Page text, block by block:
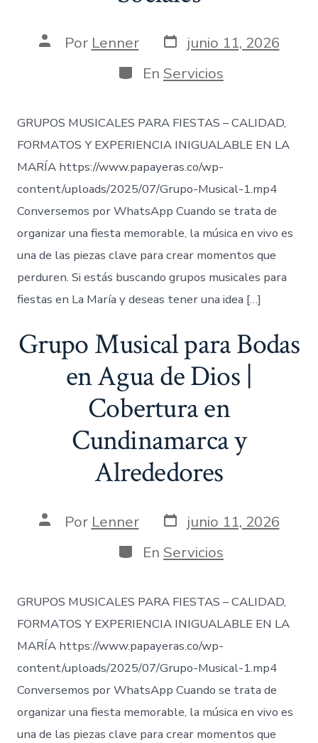
AutorPor Lenner Fecha
de
publicación
junio 11, 2026
Categorías
En Servicios
GRUPOS MUSICALES PARA FIESTAS – CALIDAD,
FORMATOS Y EXPERIENCIA INIGUALABLE EN LA
MARÍA https://www.papayeras.co/wp-
content/uploads/2025/07/Grupo-Musical-1.mp4
Conversemos por WhatsApp Cuando se trata de
organizar una fiesta memorable, la música en vivo es
una de las piezas clave para crear momentos que
perduren. Si estás buscando grupos musicales para
fiestas en La María y deseas tener una idea […]
Grupo Musical para Bodas
en Agua de Dios |
Cobertura en
Cundinamarca y
Alrededores
AutorPor Lenner Fecha
de
publicación
junio 11, 2026
Categorías
En Servicios
GRUPOS MUSICALES PARA FIESTAS – CALIDAD,
FORMATOS Y EXPERIENCIA INIGUALABLE EN LA
MARÍA https://www.papayeras.co/wp-
content/uploads/2025/07/Grupo-Musical-1.mp4
Conversemos por WhatsApp Cuando se trata de
organizar una fiesta memorable, la música en vivo es
una de las piezas clave para crear momentos que